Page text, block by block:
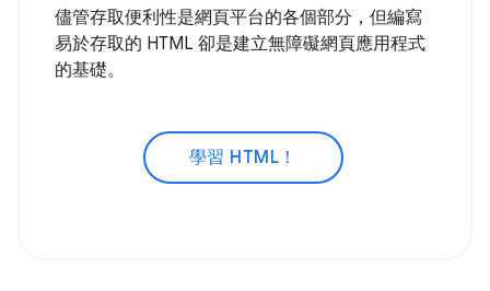
儘管存取便利性是網頁平台的各個部分，但編寫
易於存取的 HTML 卻是建立無障礙網頁應用程式
的基礎。
學習 HTML！